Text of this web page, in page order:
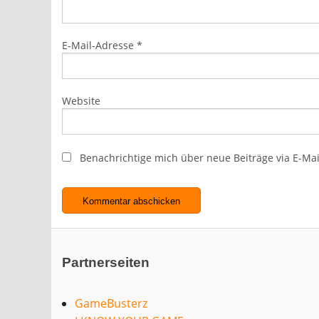
E-Mail-Adresse *
Website
Benachrichtige mich über neue Beiträge via E-
Partnerseiten
GameBusterz